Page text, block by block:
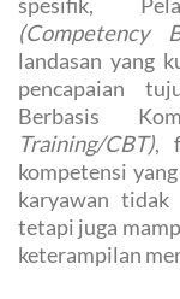
(Competency
landasan yang
pencapaian
Berbasis
Training/CBT),
kompetensi
karyawan tidak
tetapi juga
keterampilan